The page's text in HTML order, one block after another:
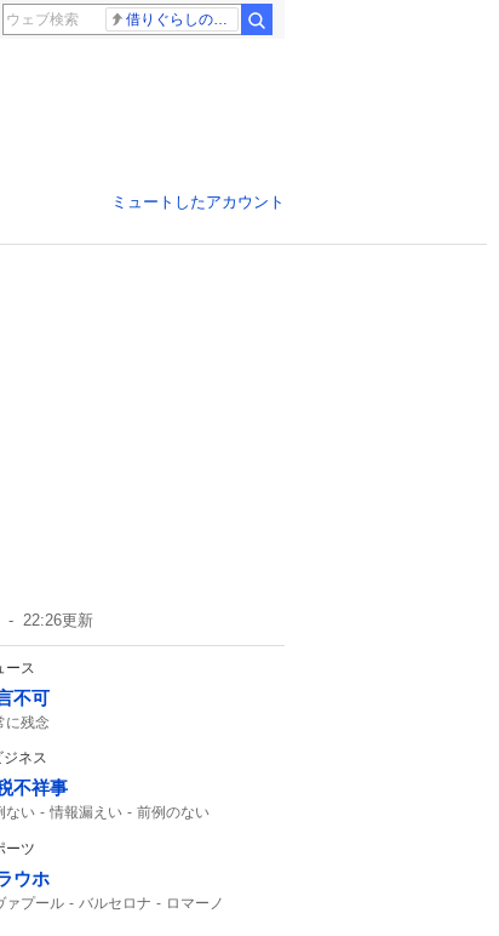
借りぐらしのアリエッティ 耳をすませば
ミュートしたアカウント
22:26更新
ース
不可
に残念
ジネス
不祥事
ない 情報漏えい 前例のない
ーツ
ウホ
ァプール バルセロナ
ロマーノ